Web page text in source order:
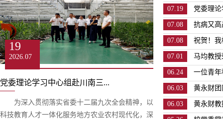
19
2026.07
党委理论学习中心组赴川南三...
为深入贯彻落实省委十二届九次全会精神，以
科技教育人才一体化服务地方农业农村现代化，深
07.19 党委理
07.08 抗病又
07.08 祝贺！
07.01 马均教授
06.24 一位青年
06.03 黄永财
06.03 黄永财